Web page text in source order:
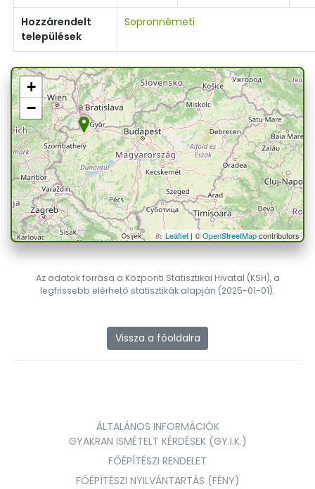
Hozzárendelt
települések
Sopronnémeti
+
−
Leaflet| ©OpenStreetMapcontributors
Az adatok forrása a Központi Statisztikai Hivatal (KSH), a
legfrissebb elérhető statisztikák alapján (2025-01-01).
Vissza a főoldalra
ÁLTALÁNOS INFORMÁCIÓK
GYAKRAN ISMÉTELT KÉRDÉSEK (GY.I.K.)
FŐÉPÍTÉSZI RENDELET
FŐÉPÍTÉSZI NYILVÁNTARTÁS (FÉNY)